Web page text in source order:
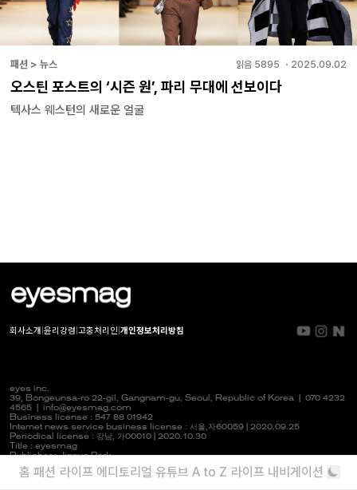
패션 > 뉴스 읽음 5895 ・ 2025.09.02
오스틴 포스트의 ‘시즌 원’, 파리 무대에 선보이다
텍사스 웨스턴의 새로운 얼굴
회사소개 윤리강령 고충처리인 개인정보처리방침
eyes inc.
39, Bongeunsa-ro 22-gil, Gangnam-gu, Seoul, Republic of Korea | 070 4232
4565
info@eyesmag.com
Business license : 547 88 01942
Internet news service business license : 서울,자60059 | 2020.09.25
Periodical license : 강남, 가00010 | 2020.10.30
Title : eyesmag
Publisher : Jinpyo Park
News manager & Editorial officer : Youlim Heo
홈 패션 라이프 에디토리얼 유튜브 A to Z 라이프 내비게이션